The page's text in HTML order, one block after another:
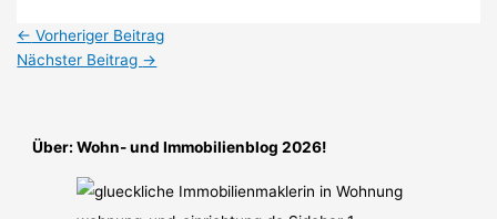
← Vorheriger Beitrag
Nächster Beitrag →
Über: Wohn- und Immobilienblog 2026!